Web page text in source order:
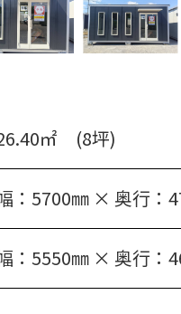
㎡ (8坪)
：5700㎜ × 奥行：
：5550㎜ × 奥行：